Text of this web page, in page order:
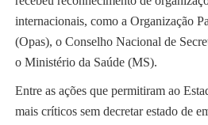
internacionais, como a Organização
(Opas), o Conselho Nacional de
o Ministério da Saúde (MS).
Entre as ações que permitiram ao
mais críticos sem decretar estado de